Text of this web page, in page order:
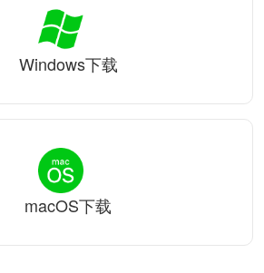
Windows下载
macOS下载